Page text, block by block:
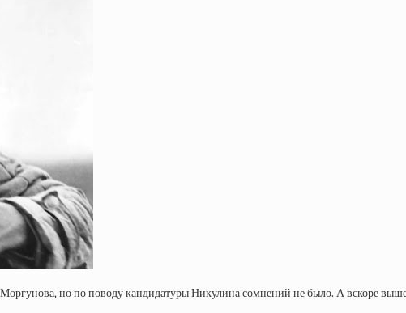
но по поводу кандидатуры Никулина сомнений не было. А вскоре